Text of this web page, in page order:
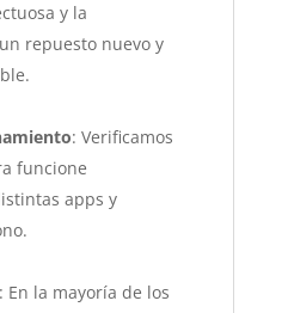
y la
repuesto nuevo y
: Verificamos
funcione
apps y
: En la mayoría de los